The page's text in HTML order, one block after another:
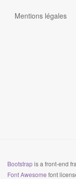
Mentions légales
Bootstrapis a front-end
Font Awesome font